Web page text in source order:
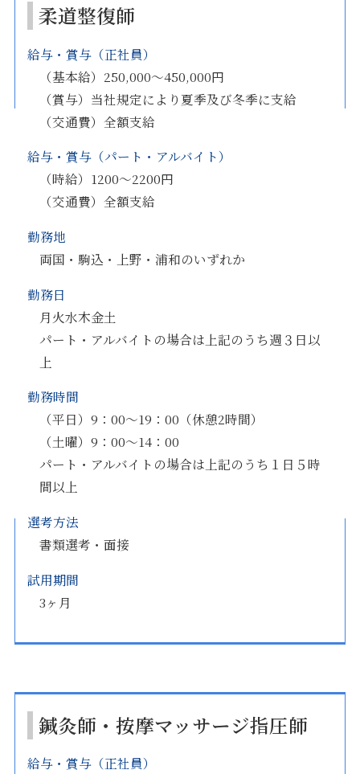
柔道整復師
給与・賞与（正社員）
（基本給）250,000～450,000円
（賞与）当社規定により夏季及び冬季に支給
（交通費）全額支給
給与・賞与（パート・アルバイト）
（時給）1200～2200円
（交通費）全額支給
勤務地
両国・駒込・上野・浦和のいずれか
勤務日
月火水木金土
パート・アルバイトの場合は上記のうち週３日以
上
勤務時間
（平日）9：00～19：00（休憩2時間）
（土曜）9：00～14：00
パート・アルバイトの場合は上記のうち１日５時
間以上
選考方法
書類選考・面接
試用期間
3ヶ月
鍼灸師・按摩マッサージ指圧師
給与・賞与（正社員）